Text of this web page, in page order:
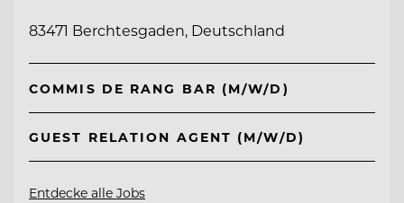
83471 Berchtesgaden, Deutschland
COMMIS DE RANG BAR (M/W/D)
GUEST RELATION AGENT (M/W/D)
Entdecke alle Jobs